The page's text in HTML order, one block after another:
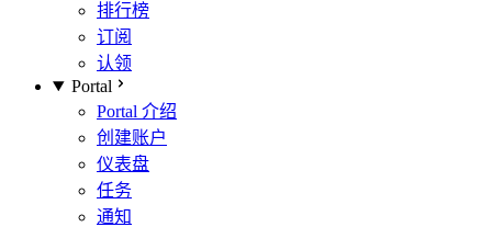
排行榜
订阅
认领
Portal
Portal 介绍
创建账户
仪表盘
任务
通知